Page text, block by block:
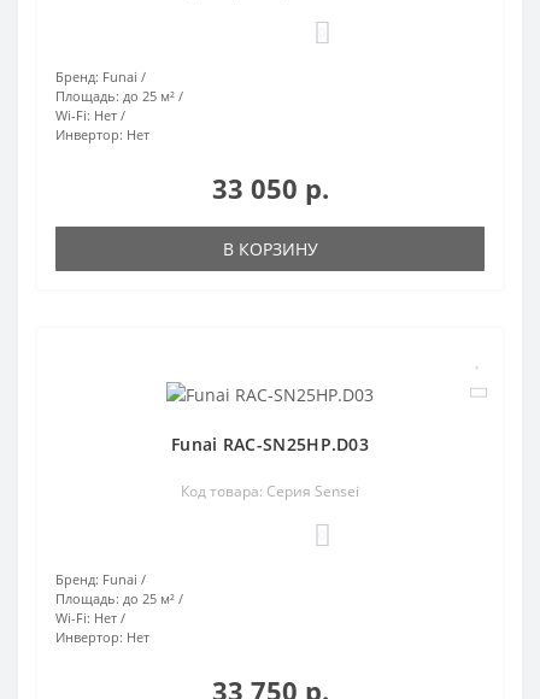
Бренд: Funai
Площадь: до 25 м²
Wi-Fi: Нет
Инвертор: Нет
33 050 р.
В КОРЗИНУ
Funai RAC-SN25HP.D03
Код товара: Серия Sensei
Бренд: Funai
Площадь: до 25 м²
Wi-Fi: Нет
Инвертор: Нет
33 750 р.